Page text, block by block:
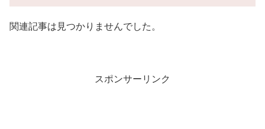
関連記事は見つかりませんでした。
スポンサーリンク